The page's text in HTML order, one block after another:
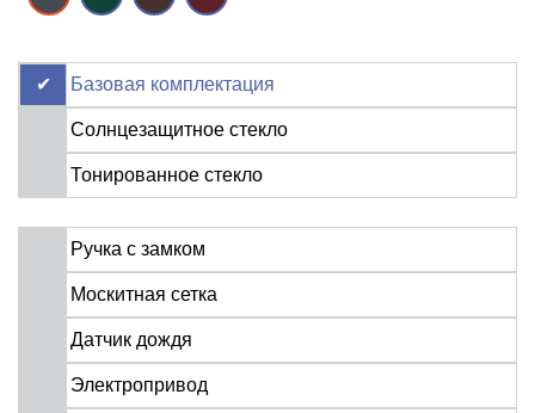
Базовая комплектация
Солнцезащитное стекло
Тонированное стекло
Ручка с замком
Москитная сетка
Датчик дождя
Электропривод